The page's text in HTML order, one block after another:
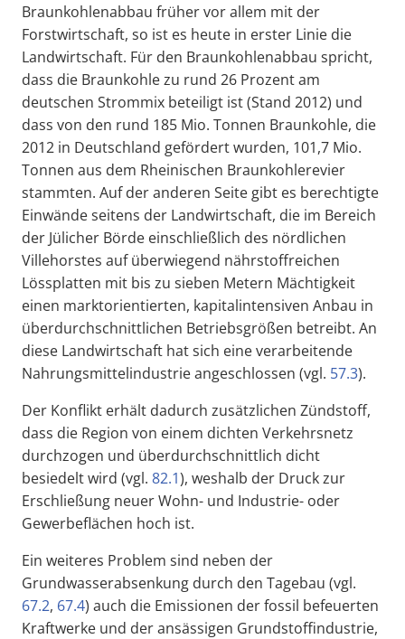
Braunkohlenabbau früher vor allem mit der
Forstwirtschaft, so ist es heute in erster Linie die
Landwirtschaft. Für den Braunkohlenabbau spricht,
dass die Braunkohle zu rund 26 Prozent am
deutschen Strommix beteiligt ist (Stand 2012) und
dass von den rund 185 Mio. Tonnen Braunkohle, die
2012 in Deutschland gefördert wurden, 101,7 Mio.
Tonnen aus dem Rheinischen Braunkohlerevier
stammten. Auf der anderen Seite gibt es berechtigte
Einwände seitens der Landwirtschaft, die im Bereich
der Jülicher Börde einschließlich des nördlichen
Villehorstes auf überwiegend nährstoffreichen
Lössplatten mit bis zu sieben Metern Mächtigkeit
einen marktorientierten, kapitalintensiven Anbau in
überdurchschnittlichen Betriebsgrößen betreibt. An
diese Landwirtschaft hat sich eine verarbeitende
Nahrungsmittelindustrie angeschlossen (vgl. 57.3).
Der Konflikt erhält dadurch zusätzlichen Zündstoff,
dass die Region von einem dichten Verkehrsnetz
durchzogen und überdurchschnittlich dicht
besiedelt wird (vgl. 82.1), weshalb der Druck zur
Erschließung neuer Wohn- und Industrie- oder
Gewerbeflächen hoch ist.
Ein weiteres Problem sind neben der
Grundwasserabsenkung durch den Tagebau (vgl.
67.2, 67.4) auch die Emissionen der fossil befeuerten
Kraftwerke und der ansässigen Grundstoffindustrie,